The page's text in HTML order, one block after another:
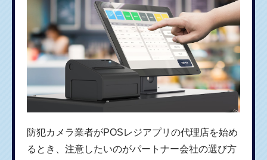
防犯カメラ業者がPOSレジアプリの代理店を始め
るとき、注意したいのがパートナー会社の選び方